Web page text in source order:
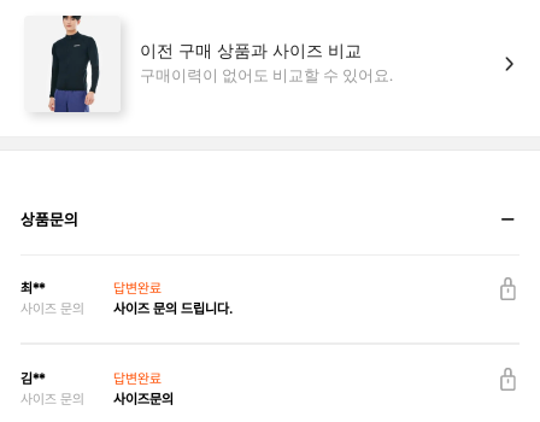
상품문의
최**
답변완료
사이즈 문의
사이즈 문의 드립니다.
김**
답변완료
사이즈 문의
사이즈문의